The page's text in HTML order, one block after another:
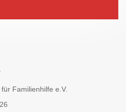
Familienhilfe e.V.